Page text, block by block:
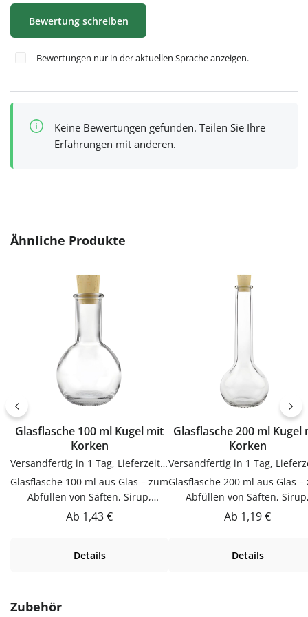
Bewertung schreiben
Bewertungen nur in der aktuellen Sprache anzeigen.
Keine Bewertungen gefunden. Teilen Sie Ihre
Erfahrungen mit anderen.
Produktgalerie überspringen
Ähnliche Produkte
Glasflasche 100 ml Kugel mit
Korken
Versandfertig in 1 Tag, Lieferzeit 1-3 Tage
Glasflasche 100 ml aus Glas – zum
Abfüllen von Säften, Sirup,
Likören & ÖlenDieser Glasflasche
Hochwertig verarbeitet und für
Korkverschluss verschließt
Regulärer Preis:
Ab 1,43 €
Details
Glasflasche 200 ml Kugel mit
Korken
Glasflasche 200 ml aus Glas –
Abfüllen von Säften,
Likören & ÖlenDieser
Hochwertig verarbeitet und
Regulärer Preis:
Ab 1,19 €
Details
Produktgalerie überspringen
Zubehör